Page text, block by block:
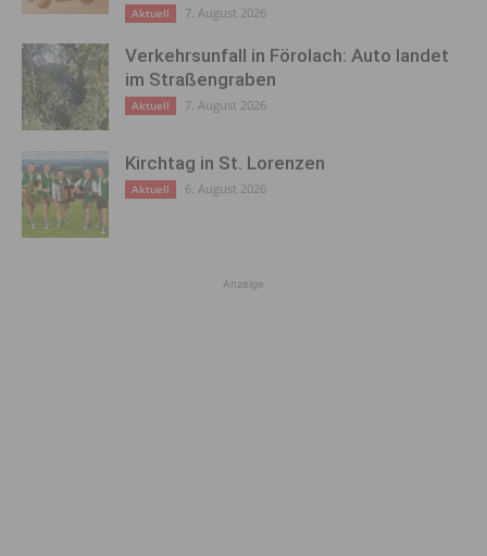
Aktuell 7. August 2026
Verkehrsunfall in Förolach: Auto landet
im Straßengraben
Aktuell 7. August 2026
Kirchtag in St. Lorenzen
Aktuell 6. August 2026
Anzeige